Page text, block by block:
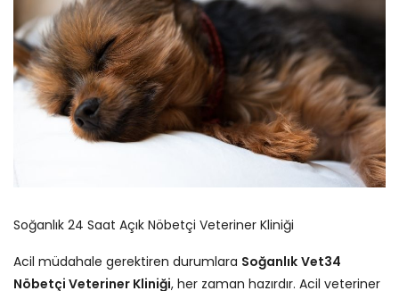
Soğanlık 24 Saat Açık Nöbetçi Veteriner Kliniği
Acil müdahale gerektiren durumlara Soğanlık Vet34
Nöbetçi Veteriner Kliniği, her zaman hazırdır. Acil veteriner